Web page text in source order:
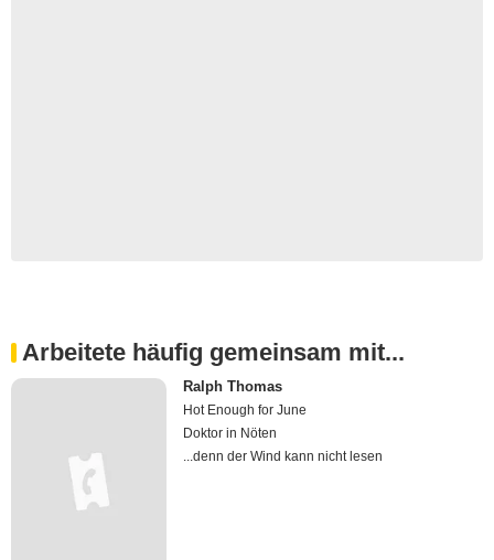
Arbeitete häufig gemeinsam mit...
Ralph Thomas
Hot Enough for June
Doktor in Nöten
...denn der Wind kann nicht lesen